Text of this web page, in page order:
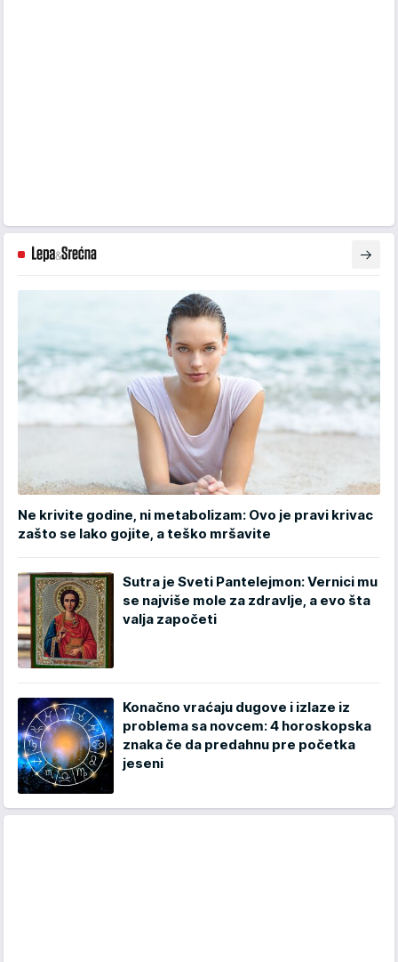
Ne krivite godine, ni metabolizam: Ovo je pravi krivac
zašto se lako gojite, a teško mršavite
Sutra je Sveti Pantelejmon: Vernici mu
se najviše mole za zdravlje, a evo šta
valja započeti
Konačno vraćaju dugove i izlaze iz
problema sa novcem: 4 horoskopska
znaka če da predahnu pre početka
jeseni